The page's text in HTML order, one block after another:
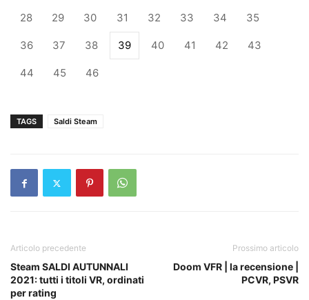
28 29 30 31 32 33 34 35
36 37 38 39 40 41 42 43
44 45 46
TAGS Saldi Steam
Articolo precedente
Steam SALDI AUTUNNALI
2021: tutti i titoli VR, ordinati
per rating
Prossimo articolo
Doom VFR | la recensione |
PCVR, PSVR